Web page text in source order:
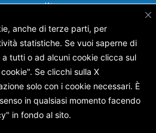
anche di terze parti, per
statistiche. Se vuoi saperne di
a tutti o ad alcuni cookie clicca sul
Se clicchi sulla X
solo con i cookie necessari. È
in qualsiasi momento facendo
in fondo al sito.
d'azienda
i nostri servizi
BATTISTI S.N.C.